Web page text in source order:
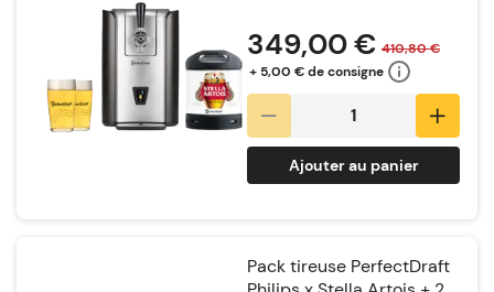
349,00 € 410,80 €
+ 5,00 € de consigne
Ajouter au panier
Pack tireuse PerfectDraft